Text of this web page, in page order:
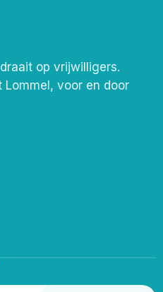
op vrijwilligers.
Lommel, voor en door